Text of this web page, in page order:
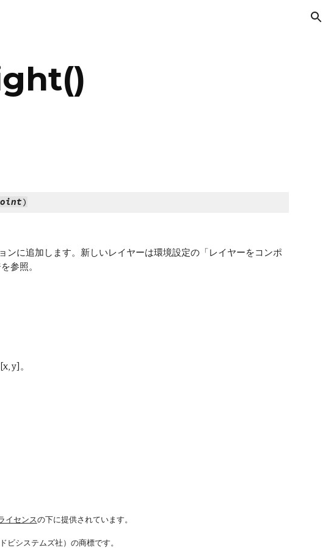
)
に追加します。新しいレイヤーは環境設定の「レイヤーをコンポ
参照。
y]。
イセンスの下に提供されています。
システムズ社）の商標です。